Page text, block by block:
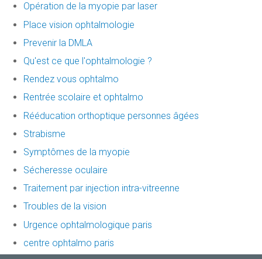
Opération de la myopie par laser
Place vision ophtalmologie
Prevenir la DMLA
Qu'est ce que l'ophtalmologie ?
Rendez vous ophtalmo
Rentrée scolaire et ophtalmo
Rééducation orthoptique personnes âgées
Strabisme
Symptômes de la myopie
Sécheresse oculaire
Traitement par injection intra-vitreenne
Troubles de la vision
Urgence ophtalmologique paris
centre ophtalmo paris